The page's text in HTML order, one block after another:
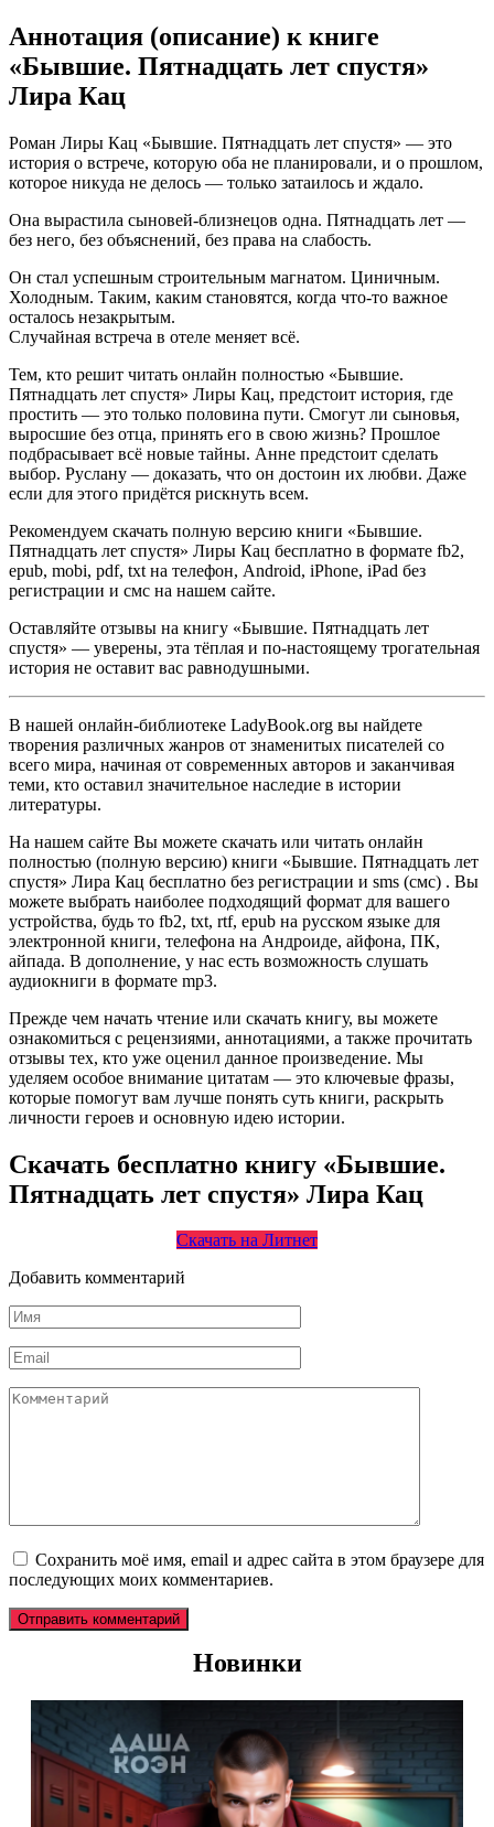
Аннотация (описание) к книге
«Бывшие. Пятнадцать лет спустя»
Лира Кац
Роман Лиры Кац «Бывшие. Пятнадцать лет спустя» — это
история о встрече, которую оба не планировали, и о прошлом,
которое никуда не делось — только затаилось и ждало.
Она вырастила сыновей-близнецов одна. Пятнадцать лет —
без него, без объяснений, без права на слабость.
Он стал успешным строительным магнатом. Циничным.
Холодным. Таким, каким становятся, когда что-то важное
осталось незакрытым.
Случайная встреча в отеле меняет всё.
Тем, кто решит читать онлайн полностью «Бывшие.
Пятнадцать лет спустя» Лиры Кац, предстоит история, где
простить — это только половина пути. Смогут ли сыновья,
выросшие без отца, принять его в свою жизнь? Прошлое
подбрасывает всё новые тайны. Анне предстоит сделать
выбор. Руслану — доказать, что он достоин их любви. Даже
если для этого придётся рискнуть всем.
Рекомендуем скачать полную версию книги «Бывшие.
Пятнадцать лет спустя» Лиры Кац бесплатно в формате fb2,
epub, mobi, pdf, txt на телефон, Android, iPhone, iPad без
регистрации и смс на нашем сайте.
Оставляйте отзывы на книгу «Бывшие. Пятнадцать лет
спустя» — уверены, эта тёплая и по-настоящему трогательная
история не оставит вас равнодушными.
В нашей онлайн-библиотеке LadyBook.org вы найдете
творения различных жанров от знаменитых писателей со
всего мира, начиная от современных авторов и заканчивая
теми, кто оставил значительное наследие в истории
литературы.
На нашем сайте Вы можете скачать или читать онлайн
полностью (полную версию) книги «Бывшие. Пятнадцать лет
спустя» Лира Кац бесплатно без регистрации и sms (смс) . Вы
можете выбрать наиболее подходящий формат для вашего
устройства, будь то fb2, txt, rtf, epub на русском языке для
электронной книги, телефона на Андроиде, айфона, ПК,
айпада. В дополнение, у нас есть возможность слушать
аудиокниги в формате mp3.
Прежде чем начать чтение или скачать книгу, вы можете
ознакомиться с рецензиями, аннотациями, а также прочитать
отзывы тех, кто уже оценил данное произведение. Мы
уделяем особое внимание цитатам — это ключевые фразы,
которые помогут вам лучше понять суть книги, раскрыть
личности героев и основную идею истории.
Скачать бесплатно книгу «Бывшие.
Пятнадцать лет спустя» Лира Кац
Скачать на Литнет
Добавить комментарий
Имя
*
Email
*
Комментарий
Сохранить моё имя, email и адрес сайта в этом браузере для
последующих моих комментариев.
Новинки